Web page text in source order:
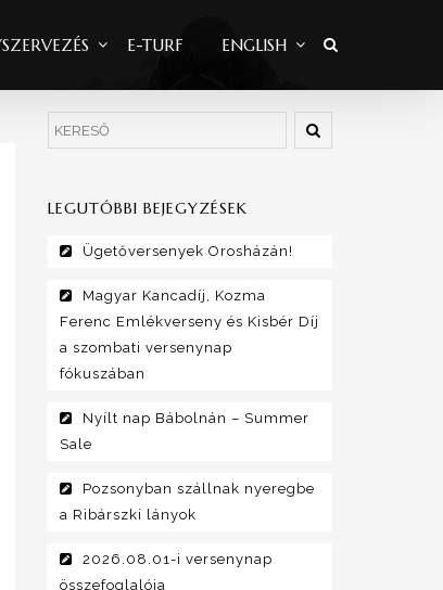
E-TURF ENGLISH
LEGUTÓBBI BEJEGYZÉSEK
Ügetőversenyek Orosházán!
Magyar Kancadíj, Kozma
Ferenc Emlékverseny és Kisbér Díj
a szombati versenynap
fókuszában
Nyílt nap Bábolnán – Summer
Sale
Pozsonyban szállnak nyeregbe
a Ribárszki lányok
2026.08.01-i versenynap
összefoglalója